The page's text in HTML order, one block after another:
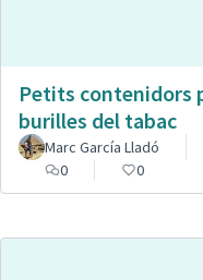
Petits contenidors
burilles del tabac
Marc García Lladó
0
0